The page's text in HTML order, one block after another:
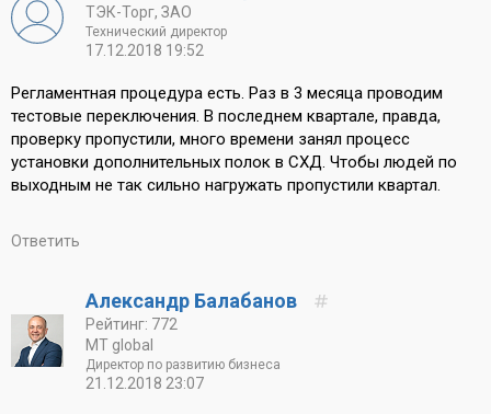
ТЭК-Торг, ЗАО
Технический директор
17.12.2018 19:52
Регламентная процедура есть. Раз в 3 месяца проводим
тестовые переключения. В последнем квартале, правда,
проверку пропустили, много времени занял процесс
установки дополнительных полок в СХД. Чтобы людей по
выходным не так сильно нагружать пропустили квартал.
Ответить
Александр Балабанов
Рейтинг: 772
MT global
Директор по развитию бизнеса
21.12.2018 23:07